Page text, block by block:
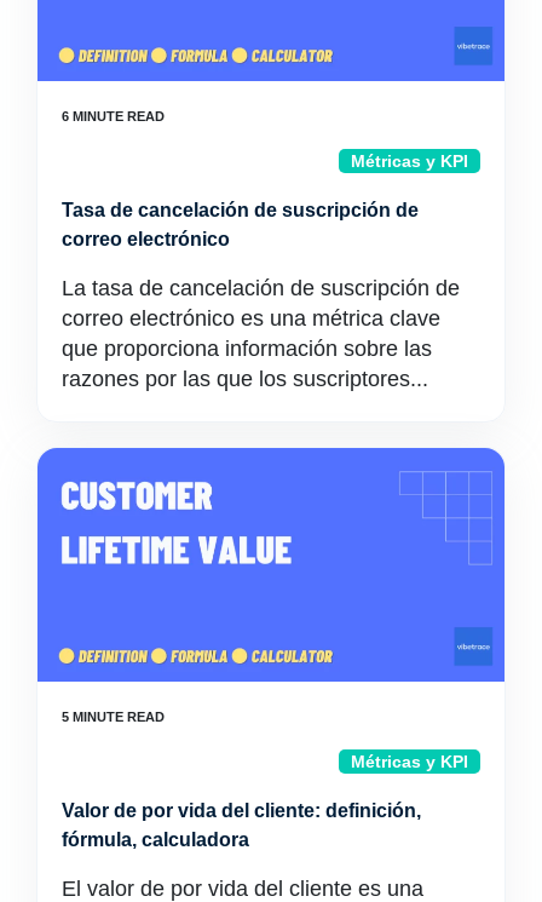
Métricas y KPI
Tasa de cancelación de suscripción de
correo electrónico
La tasa de cancelación de suscripción de
correo electrónico es una métrica clave
que proporciona información sobre las
razones por las que los suscriptores...
Métricas y KPI
Valor de por vida del cliente: definición,
fórmula, calculadora
El valor de por vida del cliente es una